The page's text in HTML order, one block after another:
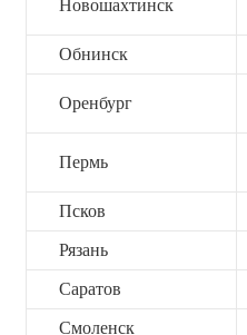
Новошахтинск
Обнинск
Оренбург
Пермь
Псков
Рязань
Саратов
Смоленск